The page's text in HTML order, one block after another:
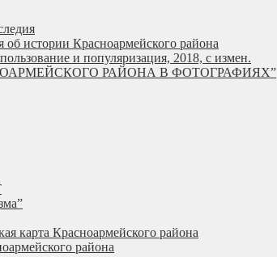
истории Красноармейского района
и популяризация, 2018, с измен.
РАЙОНА В ФОТОГРАФИЯХ”
карта Красноармейского района
района